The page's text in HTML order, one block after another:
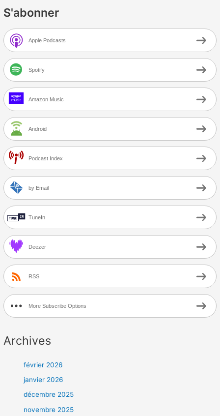
S'abonner
Apple Podcasts
Spotify
Amazon Music
Android
Podcast Index
by Email
TuneIn
Deezer
RSS
More Subscribe Options
Archives
février 2026
janvier 2026
décembre 2025
novembre 2025